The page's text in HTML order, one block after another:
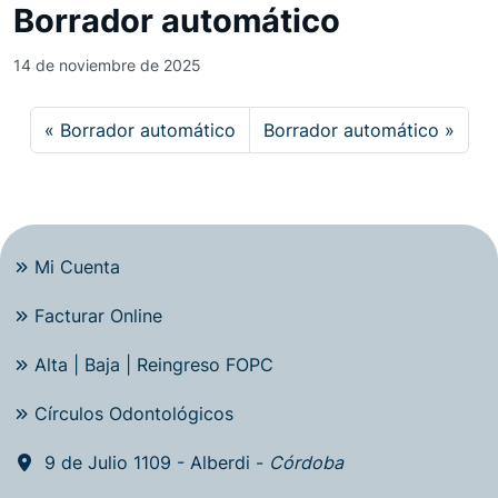
Borrador automático
14 de noviembre de 2025
Borrador automático Borrador automático
Mi Cuenta
Facturar Online
Alta | Baja | Reingreso FOPC
Círculos Odontológicos
9 de Julio 1109 - Alberdi - Córdoba